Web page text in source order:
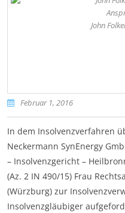
John
Februar 1, 2016
In dem Insolvenzverfahren
Neckermann SynEnergy
– Insolvenzgericht –
(Az. 2 IN 490/15) Frau
(Würzburg) zur
Insolvenzgläubiger